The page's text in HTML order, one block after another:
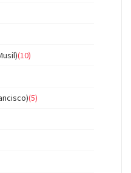
(10)
(5)